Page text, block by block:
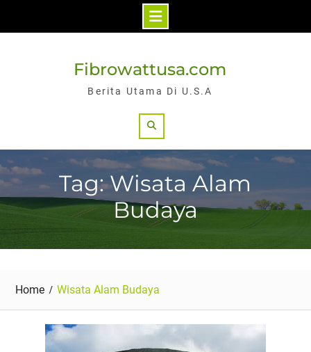
Fibrowattusa.com
Berita Utama Di U.S.A
Tag: Wisata Alam
Budaya
Home Wisata Alam Budaya